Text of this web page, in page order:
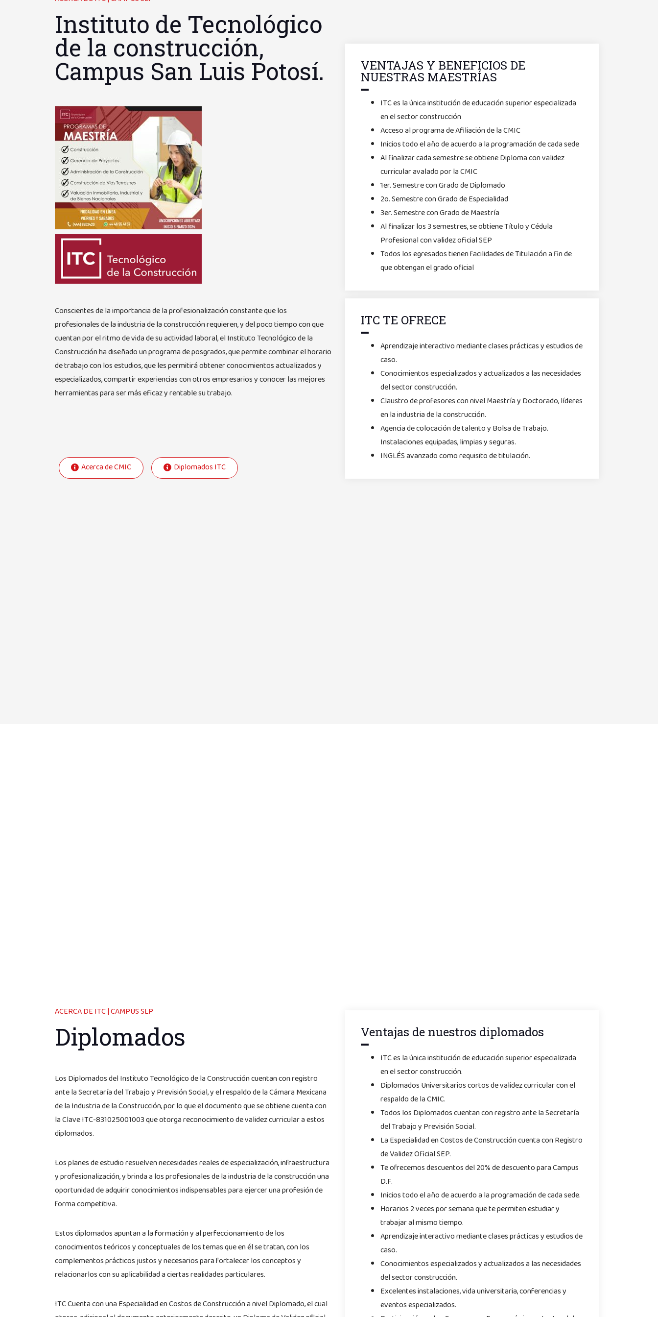
Instituto de Tecnológico
de la construcción,
Campus San Luis Potosí.
Conscientes de la importancia de la profesionalización constante que los
profesionales de la industria de la construcción requieren, y del poco tiempo con que
cuentan por el ritmo de vida de su actividad laboral, el Instituto Tecnológico de la
Construcción ha diseñado un programa de posgrados, que permite combinar el horario
de trabajo con los estudios, que les permitirá obtener conocimientos actualizados y
especializados, compartir experiencias con otros empresarios y conocer las mejores
herramientas para ser más eficaz y rentable su trabajo.
Acerca de CMIC Diplomados ITC
VENTAJAS Y BENEFICIOS DE
NUESTRAS MAESTRÍAS
ITC es la única institución de educación superior especializada
en el sector construcción
Acceso al programa de Afiliación de la CMIC
Inicios todo el año de acuerdo a la programación de cada sede
Al finalizar cada semestre se obtiene Diploma con validez
curricular avalado por la CMIC
1er. Semestre con Grado de Diplomado
2o. Semestre con Grado de Especialidad
3er. Semestre con Grado de Maestría
Al finalizar los 3 semestres, se obtiene Título y Cédula
Profesional con validez oficial SEP
Todos los egresados tienen facilidades de Titulación a fin de
que obtengan el grado oficial
ITC TE OFRECE
Aprendizaje interactivo mediante clases prácticas y estudios de
caso.
Conocimientos especializados y actualizados a las necesidades
del sector construcción.
Claustro de profesores con nivel Maestría y Doctorado, líderes
en la industria de la construcción.
Agencia de colocación de talento y Bolsa de Trabajo.
Instalaciones equipadas, limpias y seguras.
INGLÉS avanzado como requisito de titulación.
ACERCA DE ITC | CAMPUS SLP
Diplomados
Los Diplomados del Instituto Tecnológico de la Construcción cuentan con registro
ante la Secretaría del Trabajo y Previsión Social, y el respaldo de la Cámara Mexicana
de la Industria de la Construcción, por lo que el documento que se obtiene cuenta con
la Clave ITC-831025001003 que otorga reconocimiento de validez curricular a estos
diplomados.
Los planes de estudio resuelven necesidades reales de especialización, infraestructura
y profesionalización, y brinda a los profesionales de la industria de la construcción una
oportunidad de adquirir conocimientos indispensables para ejercer una profesión de
forma competitiva.
Estos diplomados apuntan a la formación y al perfeccionamiento de los
conocimientos teóricos y conceptuales de los temas que en él se tratan, con los
complementos prácticos justos y necesarios para fortalecer los conceptos y
relacionarlos con su aplicabilidad a ciertas realidades particulares.
ITC Cuenta con una Especialidad en Costos de Construcción a nivel Diplomado, el cual
Ventajas de nuestros diplomados
ITC es la única institución de educación superior especializada
en el sector construcción.
Diplomados Universitarios cortos de validez curricular con el
respaldo de la CMIC.
Todos los Diplomados cuentan con registro ante la Secretaría
del Trabajo y Previsión Social.
La Especialidad en Costos de Construcción cuenta con Registro
de Validez Oficial SEP.
Te ofrecemos descuentos del 20% de descuento para Campus
D.F.
Inicios todo el año de acuerdo a la programación de cada sede.
Horarios 2 veces por semana que te permiten estudiar y
trabajar al mismo tiempo.
Aprendizaje interactivo mediante clases prácticas y estudios de
caso.
Conocimientos especializados y actualizados a las necesidades
del sector construcción.
Excelentes instalaciones, vida universitaria, conferencias y
eventos especializados.